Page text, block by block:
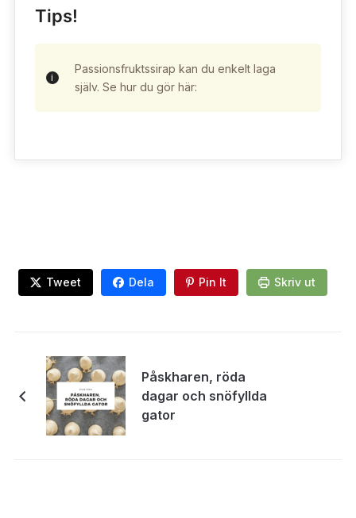
Tips!
Passionsfruktssirap kan du enkelt laga
själv. Se hur du gör här:
Tweet Dela Pin It Skriv ut
Påskharen, röda
dagar och snöfyllda
gator